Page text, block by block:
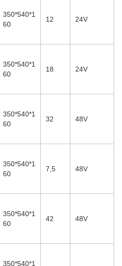
350*540*1
60
12 24V
350*540*1
60
18 24V
350*540*1
60
32 48V
350*540*1
60
7,5 48V
350*540*1
60
42 48V
350*540*1